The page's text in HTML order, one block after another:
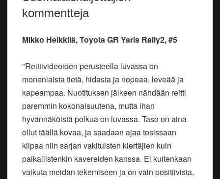
kommentteja
Mikko Heikkilä, Toyota GR Yaris Rally2, #5
"Reittivideoiden perusteella luvassa on
monenlaista tietä, hidasta ja nopeaa, leveää ja
kapeampaa. Nuotituksen jälkeen nähdään reitti
paremmin kokonaisuutena, mutta ihan
hyvännäköistä polkua on luvassa. Taso on aina
ollut täällä kovaa, ja saadaan ajaa tosissaan
kilpaa niin sarjan vakituisten kiertäjien kuin
paikallistenkin kavereiden kanssa. Ei kuitenkaan
vaikuta meidän tekemiseen ja on vain positiivista,